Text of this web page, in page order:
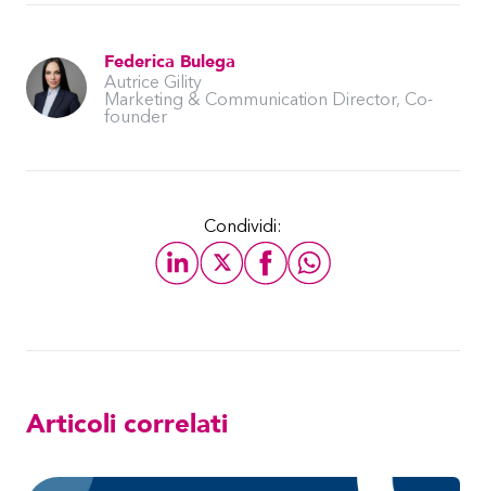
Federica Bulega
Autrice Gility
Marketing & Communication Director, Co-
founder
Condividi:
Articoli correlati